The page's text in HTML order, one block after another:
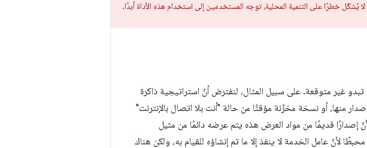
يُشكّل خطرًا على التنمية المحلية، توجه المستخدمين إلى استخدام هذه الأداة أبدًا.
غير متوقعة. على سبيل المثال، لنفترض أنّ استراتيجية ذاكرة
منها، أو نسخة مخزّنة مؤقتًا من حالة "أنت بلا اتصال بالإنترنت"
إصدارًا قديمًا من مواد العرض هذه يتم عرضه دائمًا من مثيل
لأنّ عامل الخدمة لا ينفذ إلا ما تم إنشاؤه للقيام به، ولكن هناك